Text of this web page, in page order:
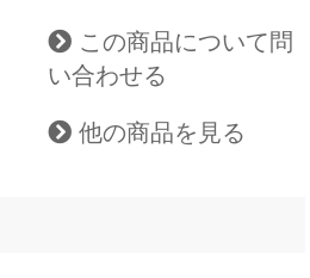
この商品について問
い合わせる
他の商品を見る